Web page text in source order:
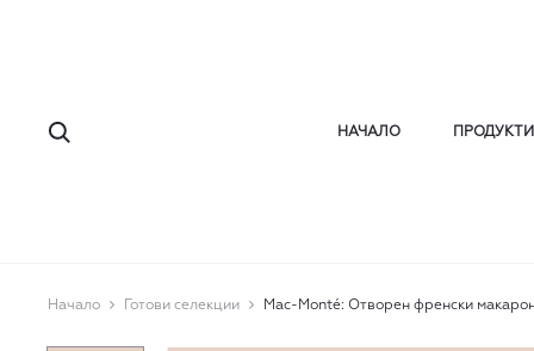
НАЧАЛО ПРОДУКТИ
Начало Готови селекции Mac-Monté: Отворен френски